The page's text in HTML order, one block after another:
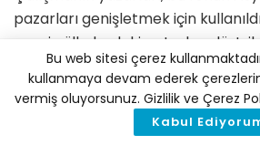
pazarları genişletmek için
zengin ülkelerdeki petrol
sağlayacağını söyledi.
Raporun başyazarı Greg Muttitt,
gibi ülkeler sıvılaştırılmış
Bu web sitesi çerez
kullanmaya devam ederek
vermiş oluyorsunuz. Gizlilik ve Çerez
Kabul